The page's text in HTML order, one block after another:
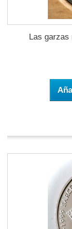
Las garzas